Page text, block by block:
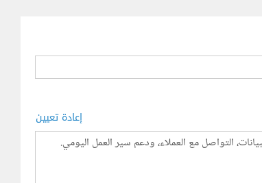
إعادة تعيين